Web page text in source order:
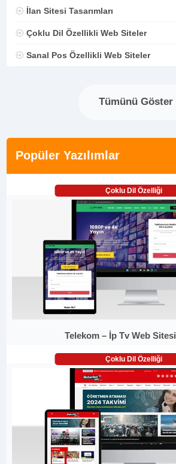
İlan Sitesi Tasarımları
Çoklu Dil Özellikli Web Siteler
Sanal Pos Özellikli Web Siteler
Tümünü Göster
Popüler Yazılımlar
Çoklu Dil Özelliği
Telekom – İp Tv Web
Çoklu Dil Özelliği